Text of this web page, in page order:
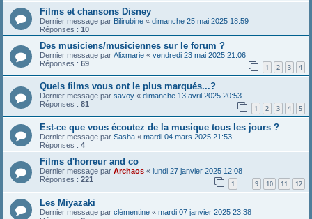
Films et chansons Disney
Dernier message par Bilirubine « dimanche 25 mai 2025 18:59
Réponses : 10
Des musiciens/musiciennes sur le forum ?
Dernier message par Alixmarie « vendredi 23 mai 2025 21:06
Réponses : 69 1 2 3 4
Quels films vous ont le plus marqués...?
Dernier message par savoy « dimanche 13 avril 2025 20:53
Réponses : 81 1 2 3 4 5
Est-ce que vous écoutez de la musique tous les jours ?
Dernier message par Sasha « mardi 04 mars 2025 21:53
Réponses : 4
Films d'horreur and co
Dernier message par Archaos « lundi 27 janvier 2025 12:08
Réponses : 221 1 … 9 10 11 12
Les Miyazaki
Dernier message par clémentine « mardi 07 janvier 2025 23:38